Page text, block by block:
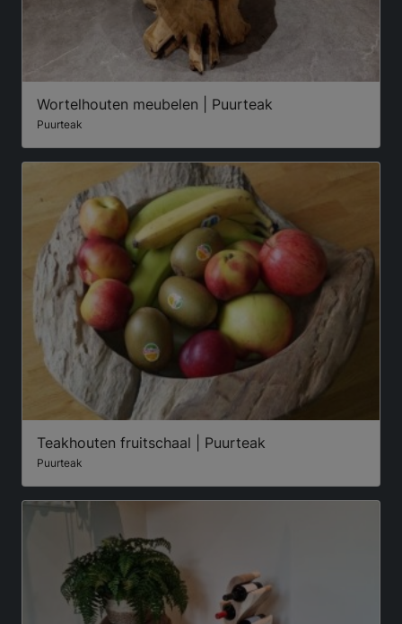
Wortelhouten meubelen | Puurteak
Puurteak
Teakhouten fruitschaal | Puurteak
Puurteak